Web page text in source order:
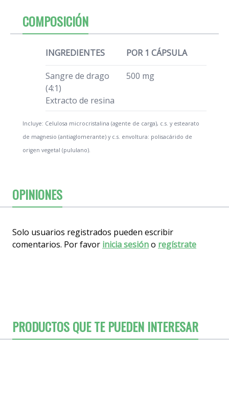
COMPOSICIÓN
INGREDIENTES POR 1 CÁPSULA
Sangre de drago
(4:1)
Extracto de resina
500 mg
Incluye: Celulosa microcristalina (agente de carga), c.s. y estearato
de magnesio (antiaglomerante) y c.s. envoltura: polisacárido de
origen vegetal (pululano).
OPINIONES
Solo usuarios registrados pueden escribir
comentarios. Por favor inicia sesióno regístrate
PRODUCTOS QUE TE PUEDEN INTERESAR